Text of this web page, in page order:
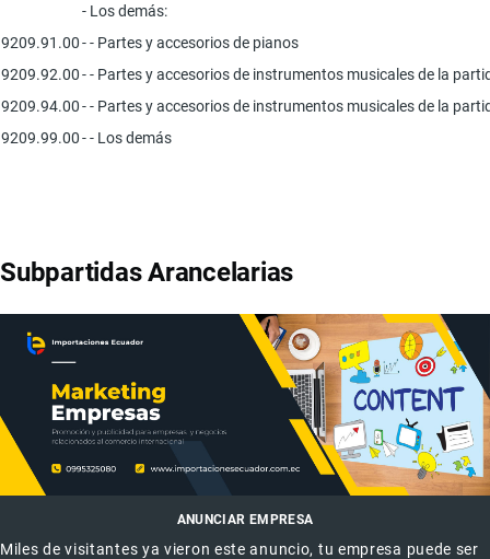
- Los demás:
9209.91.00- - Partes y accesorios de pianos
9209.92.00- - Partes y accesorios de instrumentos musicales de la
9209.94.00- - Partes y accesorios de instrumentos musicales de la
9209.99.00- - Los demás
Subpartidas Arancelarias
ANUNCIAR EMPRESA
Miles de visitantes ya vieron este anuncio, tu empresa puede ser